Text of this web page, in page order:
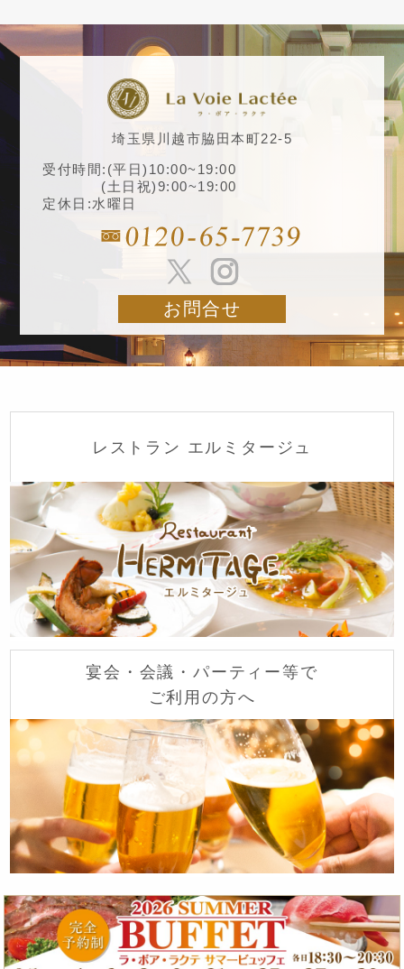
埼玉県川越市脇田本町22-5
受付時間:(平日)10:00~19:00
(土日祝)9:00~19:00
定休日:水曜日
お問合せ
レストラン エルミタージュ
宴会・会議・パーティー等で
ご利用の方へ